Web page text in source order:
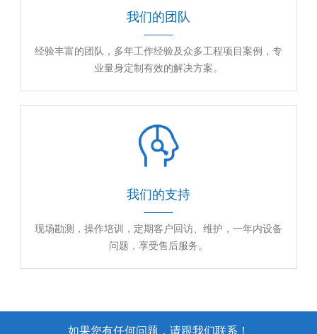
我们的团队
经验丰富的团队，多年工作经验及众多工程项目案例，专
业量身定制有效的解决方案。
我们的支持
现场勘测，操作培训，定期客户回访、维护，一年内设备
问题，享受售后服务。
如果您有任何问题，请跟我们联系！